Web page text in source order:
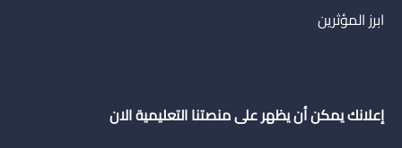
ابرز المؤثرين
إعلانك يمكن أن يظهر على منصتنا التعليمية الان